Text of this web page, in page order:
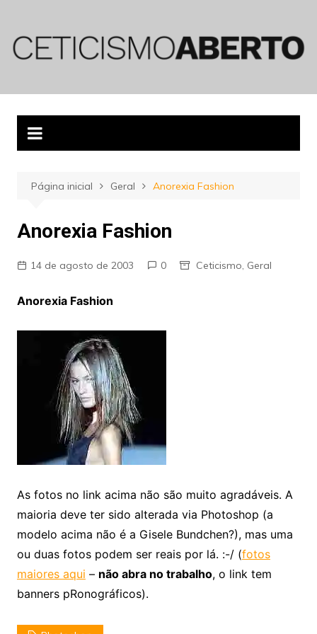
conteúdo
Página inicial Geral Anorexia Fashion
Anorexia Fashion
14 de agosto de 2003 0 Ceticismo Geral
Anorexia Fashion
As fotos no link acima não são muito agradáveis. A
maioria deve ter sido alterada via Photoshop (a
modelo acima não é a Gisele Bundchen?), mas uma
ou duas fotos podem ser reais por lá. :-/ (fotos
maiores aqui – não abra no trabalho, o link tem
banners pRonográficos).